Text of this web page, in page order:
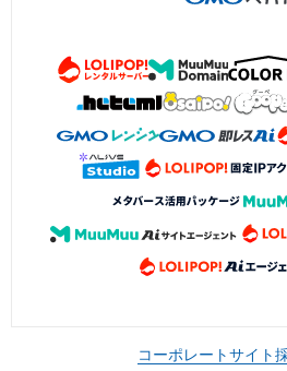
コーポレートサイト